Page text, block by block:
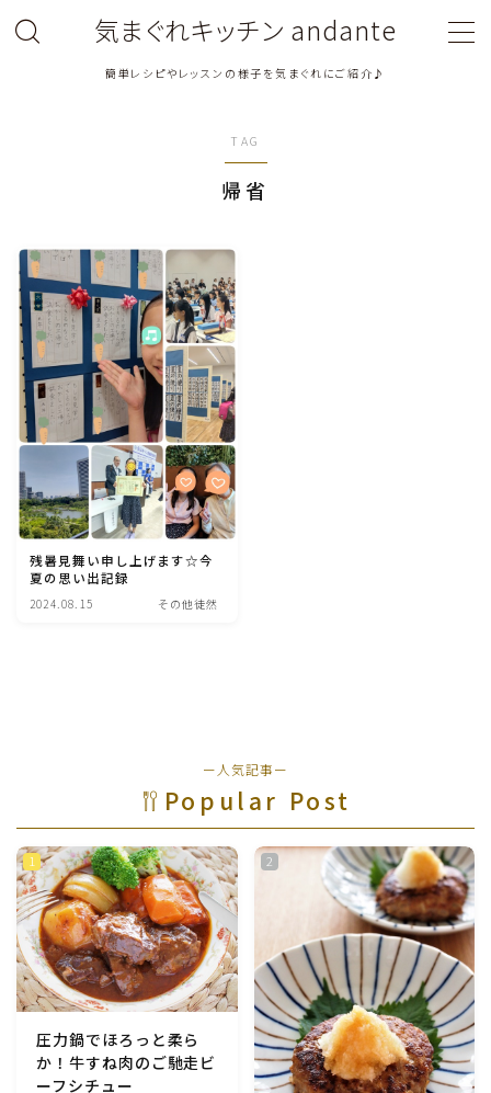
気まぐれキッチン andante
簡単レシピやレッスンの様子を気まぐれにご紹介♪
鶏肉料理
豚肉料理
牛肉料理
ひき肉料理
魚介料理
卵料理
野菜料理(キャベツ・白菜・ほうれん草・レタス・小松
菜・にら)
野菜料理(ズッキーニ・コーン・いんげん・そら豆・え
んどう・オクラ)
野菜料理(玉ねぎ・ねぎ・アボカド・青梗菜・セロリ・
アスパラガス)
根菜料理（にんじん・ごぼう・かぶ・大根・れんこん・
ビーツ)
TAG
帰省
残暑見舞い申し上げます☆今
夏の思い出記録
2024.08.15 その他徒然
ー人気記事ー
Popular Post
圧力鍋でほろっと柔ら
か！牛すね肉のご馳走ビ
ーフシチュー